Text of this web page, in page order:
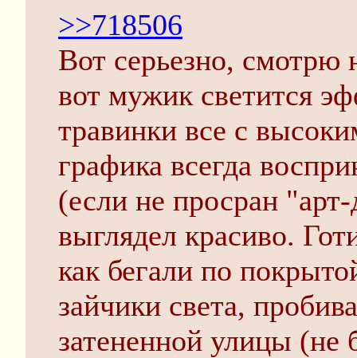
>>718506
Вот серьезно,
вот мужик светится
травинки все с
графика всегда
(если не просран
выглядел красиво.
как бегали по
зайчики света,
затененной улицы (не